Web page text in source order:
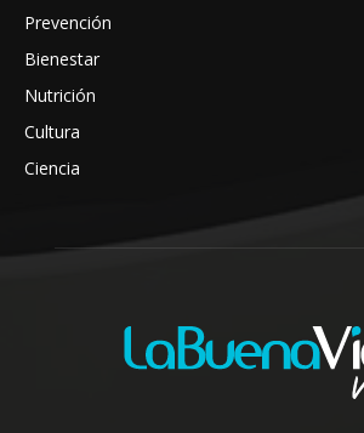
Prevención
Bienestar
Nutrición
Cultura
Ciencia